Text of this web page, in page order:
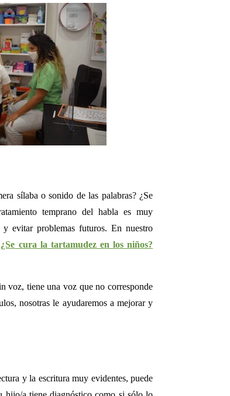
sílaba o sonido de las palabras? ¿Se
temprano del habla es muy
y evitar problemas futuros. En nuestro
¿Se cura la tartamudez en los niños?
voz, tiene una voz que no corresponde
nosotras le ayudaremos a mejorar y
y la escritura muy evidentes, puede